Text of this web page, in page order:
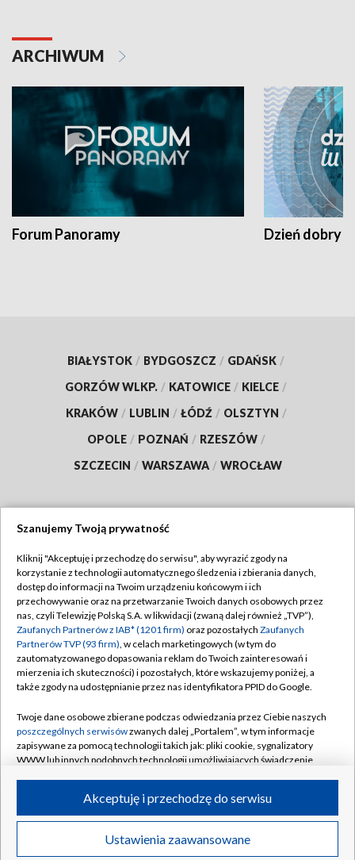
ARCHIWUM
Forum Panoramy Dzień dobry
BIAŁYSTOK / BYDGOSZCZ / GDAŃSK /
GORZÓW WLKP. / KATOWICE / KIELCE /
KRAKÓW / LUBLIN / ŁÓDŹ / OLSZTYN /
OPOLE / POZNAŃ / RZESZÓW /
SZCZECIN / WARSZAWA / WROCŁAW
TVP
Abonament TVP
Emisja w TVP
Centrum informacji TVP
Naziemna Telewizja Cyfrowa
Rada Programowa
System NOS
Informacje o nadawcy
Program dla prasy
Ogłoszenie przetargowe
Regulamin TVP
Polityka prywatności
Moje zgody
Pomoc
Kontakt
Kanały
©2026 Telewizja Polska S.A. w likwidacji
Szanujemy Twoją prywatność
Kliknij "Akceptuję i przechodzę do serwisu", aby wyrazić zgody na
korzystanie z technologii automatycznego śledzenia i zbierania danych,
dostęp do informacji na Twoim urządzeniu końcowym i ich
przechowywanie oraz na przetwarzanie Twoich danych osobowych przez
nas, czyli Telewizję Polską S.A. w likwidacji (zwaną dalej również „TVP”),
Zaufanych Partnerów z IAB* (1201 firm) oraz pozostałych Zaufanych
Partnerów TVP (93 firm), w celach marketingowych (w tym do
zautomatyzowanego dopasowania reklam do Twoich zainteresowań i
mierzenia ich skuteczności) i pozostałych, które wskazujemy poniżej, a
także zgody na udostępnianie przez nas identyfikatora PPID do Google.
Twoje dane osobowe zbierane podczas odwiedzania przez Ciebie naszych
poszczególnych serwisówzwanych dalej „Portalem”, w tym informacje
zapisywane za pomocą technologii takich jak: pliki cookie, sygnalizatory
WWW lub innych podobnych technologii umożliwiających świadczenie
ruchu w Internecie.
Twoje dane osobowe zbierane podczas odwiedzania przez Ciebie
poszczególnych serwisówna Portalu, takie jak adresy IP, identyfikatory
Ustawienia zaawansowane
Akceptuję i przechodzę do serwisu